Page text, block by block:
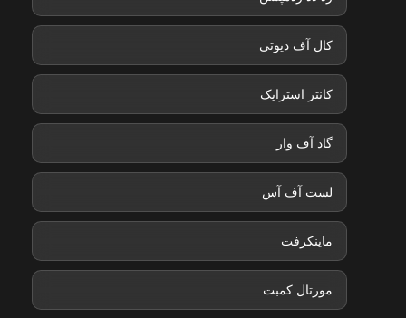
کال آف دیوتی
کانتر استرایک
گاد آف وار
لست آف آس
ماینکرفت
مورتال کمبت